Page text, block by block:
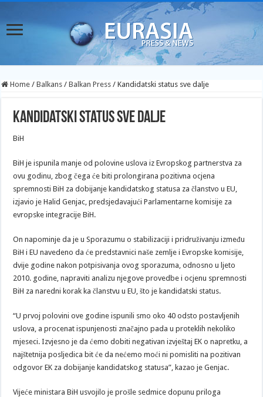
Home / Balkans / Balkan Press / Kandidatski status sve dalje
Kandidatski status sve dalje
BiH
BiH je ispunila manje od polovine uslova iz Evropskog partnerstva za
ovu godinu, zbog čega će biti prolongirana pozitivna ocjena
spremnosti BiH za dobijanje kandidatskog statusa za članstvo u EU,
izjavio je Halid Genjac, predsjedavajući Parlamentarne komisije za
evropske integracije BiH.
On napominje da je u Sporazumu o stabilizaciji i pridruživanju između
BiH i EU navedeno da će predstavnici naše zemlje i Evropske komisije,
dvije godine nakon potpisivanja ovog sporazuma, odnosno u ljeto
2010. godine, napraviti analizu njegove provedbe i ocjenu spremnosti
BiH za naredni korak ka članstvu u EU, što je kandidatski status.
“U prvoj polovini ove godine ispunili smo oko 40 odsto postavljenih
uslova, a procenat ispunjenosti značajno pada u proteklih nekoliko
mjeseci. Izvjesno je da ćemo dobiti negativan izvještaj EK o napretku, a
najštetnija posljedica bit će da nećemo moći ni pomisliti na pozitivan
odgovor EK za dobijanje kandidatskog statusa”, kazao je Genjac.
Vijeće ministara BiH usvojilo je prošle sedmice dopunu priloga